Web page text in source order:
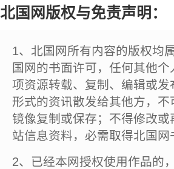
北国网版权与免责声明：
1、北国网所有内容的版权均
国网的书面许可，任何其他
项资源转载、复制、编辑或
形式的资讯散发给其他方，
镜像复制或保存；不得修改
站信息资料，必需取得北国
2、已经本网授权使用作品的